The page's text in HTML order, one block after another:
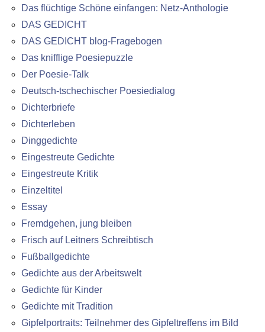
Das flüchtige Schöne einfangen: Netz-Anthologie
DAS GEDICHT
DAS GEDICHT blog-Fragebogen
Das knifflige Poesiepuzzle
Der Poesie-Talk
Deutsch-tschechischer Poesiedialog
Dichterbriefe
Dichterleben
Dinggedichte
Eingestreute Gedichte
Eingestreute Kritik
Einzeltitel
Essay
Fremdgehen, jung bleiben
Frisch auf Leitners Schreibtisch
Fußballgedichte
Gedichte aus der Arbeitswelt
Gedichte für Kinder
Gedichte mit Tradition
Gipfelportraits: Teilnehmer des Gipfeltreffens im Bild